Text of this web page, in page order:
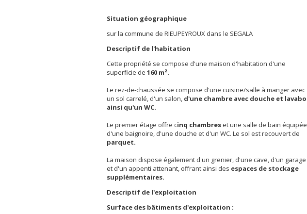
Situation géographique
sur la commune de RIEUPEYROUX dans le SEGALA
Descriptif de l'habitation
Cette propriété se compose d'une maison d'habitation d'une
superficie de 160 m².
Le rez-de-chaussée se compose d'une cuisine/salle à manger avec
un sol carrelé, d'un salon, d'une chambre avec douche et lavabo
ainsi qu'un WC.
Le premier étage offre cinq chambreset une salle de bain équipée
d'une baignoire, d'une douche et d'un WC. Le sol est recouvert de
parquet.
La maison dispose également d'un grenier, d'une cave, d'un garage
et d'un appenti attenant, offrant ainsi des espaces de stockage
supplémentaires.
Descriptif de l'exploitation
Surface des bâtiments d'exploitation :